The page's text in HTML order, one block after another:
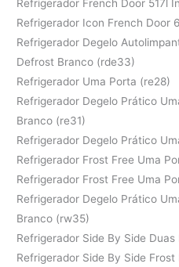
Refrigerador French Door 517l
Refrigerador Icon French Door
Refrigerador Degelo
Defrost Branco (rde33)
Refrigerador Uma Porta (re28)
Refrigerador Degelo Prático
Branco (re31)
Refrigerador Degelo Prático
Refrigerador Frost Free Uma
Refrigerador Frost Free Uma
Refrigerador Degelo Prático
Branco (rw35)
Refrigerador Side By Side
Refrigerador Side By Side